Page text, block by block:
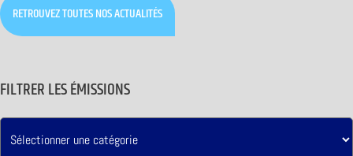
RETROUVEZ TOUTES NOS ACTUALITÉS
FILTRER LES ÉMISSIONS